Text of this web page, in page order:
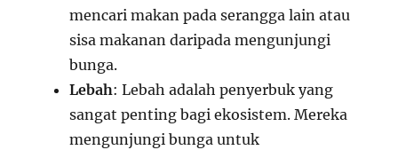
mencari makan pada serangga lain atau
sisa makanan daripada mengunjungi
bunga.
Lebah: Lebah adalah penyerbuk yang
sangat penting bagi ekosistem. Mereka
mengunjungi bunga untuk